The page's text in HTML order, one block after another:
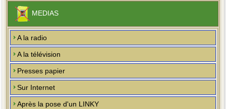
MEDIAS
A la radio
A la télévision
Presses papier
Sur Internet
Après la pose d'un LINKY